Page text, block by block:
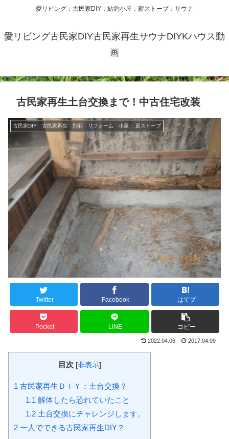
愛リビング：古民家DIY：鮎釣小屋：薪ストーブ：サウナ
愛リビング古民家DIY古民家再生サウナDIYKハウス動
画
古民家再生土台交換まで！中古住宅改装
古民家DIY 古民家再生 別荘 リフォーム 小屋 薪ストーブ
Twitter Facebook はてブ
Pocket LINE コピー
2022.04.06 2017.04.09
目次 [非表示]
1 古民家再生ＤＩＹ：土台交換？
1.1 解体したら恐れていたこと
1.2土台交換にチャレンジします。
2 一人でできる古民家再生DIY？